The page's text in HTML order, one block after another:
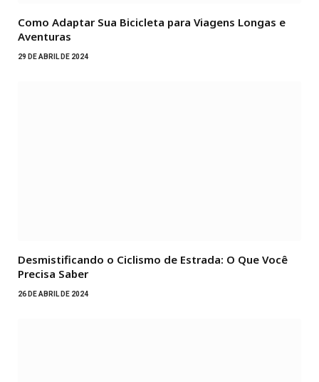
Como Adaptar Sua Bicicleta para Viagens Longas e
Aventuras
29 DE ABRIL DE 2024
Desmistificando o Ciclismo de Estrada: O Que Você
Precisa Saber
26 DE ABRIL DE 2024